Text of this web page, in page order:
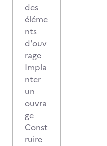
des
éléme
nts
d'ouv
rage
Impla
nter
un
ouvra
ge
Const
ruire